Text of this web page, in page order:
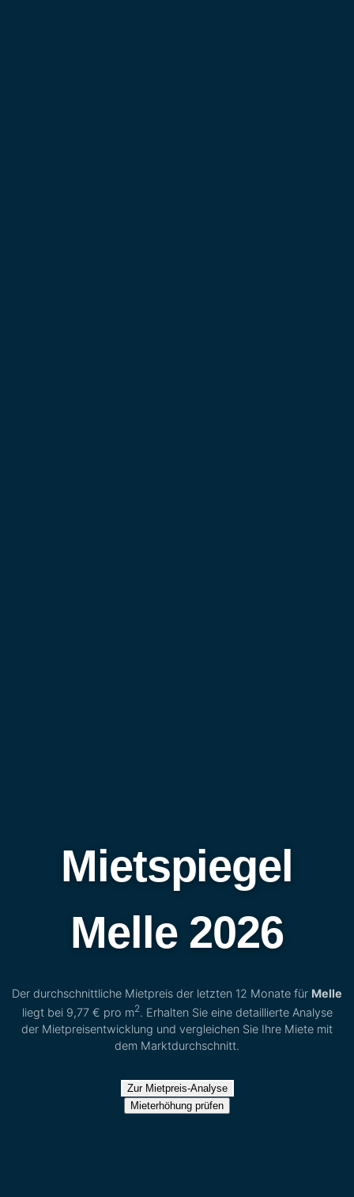
Mietspiegel
Melle 2026
Der durchschnittliche Mietpreis der letzten 12 Monate für Melle
liegt bei 9,77 € pro m2. Erhalten Sie eine detaillierte Analyse
der Mietpreisentwicklung und vergleichen Sie Ihre Miete mit
dem Marktdurchschnitt.
Zur Mietpreis-Analyse
Mieterhöhung prüfen